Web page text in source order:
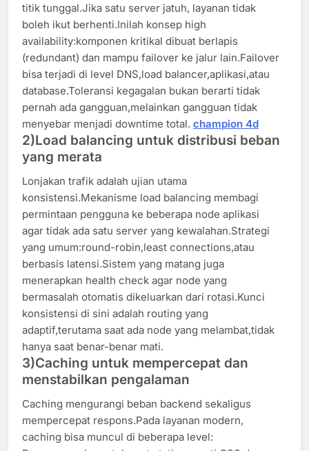
titik tunggal.Jika satu server jatuh, layanan tidak
boleh ikut berhenti.Inilah konsep high
availability:komponen kritikal dibuat berlapis
(redundant) dan mampu failover ke jalur lain.Failover
bisa terjadi di level DNS,load balancer,aplikasi,atau
database.Toleransi kegagalan bukan berarti tidak
pernah ada gangguan,melainkan gangguan tidak
menyebar menjadi downtime total. champion 4d
2)Load balancing untuk distribusi beban
yang merata
Lonjakan trafik adalah ujian utama
konsistensi.Mekanisme load balancing membagi
permintaan pengguna ke beberapa node aplikasi
agar tidak ada satu server yang kewalahan.Strategi
yang umum:round-robin,least connections,atau
berbasis latensi.Sistem yang matang juga
menerapkan health check agar node yang
bermasalah otomatis dikeluarkan dari rotasi.Kunci
konsistensi di sini adalah routing yang
adaptif,terutama saat ada node yang melambat,tidak
hanya saat benar-benar mati.
3)Caching untuk mempercepat dan
menstabilkan pengalaman
Caching mengurangi beban backend sekaligus
mempercepat respons.Pada layanan modern,
caching bisa muncul di beberapa level: